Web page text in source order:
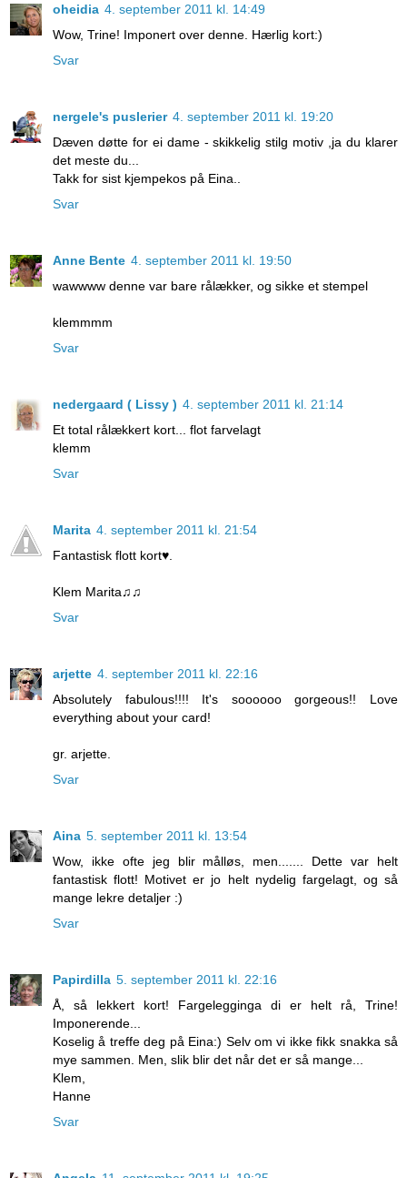
oheidia 4. september 2011 kl. 14:49
Wow, Trine! Imponert over denne. Hærlig kort:)
Svar
nergele's puslerier 4. september 2011 kl. 19:20
Dæven døtte for ei dame - skikkelig stilg motiv ,ja du klarer
det meste du...
Takk for sist kjempekos på Eina..
Svar
Anne Bente 4. september 2011 kl. 19:50
wawwww denne var bare rålækker, og sikke et stempel
klemmmm
Svar
nedergaard ( Lissy ) 4. september 2011 kl. 21:14
Et total rålækkert kort... flot farvelagt
klemm
Svar
Marita 4. september 2011 kl. 21:54
Fantastisk flott kort♥.
Klem Marita♫♫
Svar
arjette 4. september 2011 kl. 22:16
Absolutely fabulous!!!! It's soooooo gorgeous!! Love
everything about your card!
gr. arjette.
Svar
Aina 5. september 2011 kl. 13:54
Wow, ikke ofte jeg blir målløs, men....... Dette var helt
fantastisk flott! Motivet er jo helt nydelig fargelagt, og så
mange lekre detaljer :)
Svar
Papirdilla 5. september 2011 kl. 22:16
Å, så lekkert kort! Fargelegginga di er helt rå, Trine!
Imponerende...
Koselig å treffe deg på Eina:) Selv om vi ikke fikk snakka så
mye sammen. Men, slik blir det når det er så mange...
Klem,
Hanne
Svar